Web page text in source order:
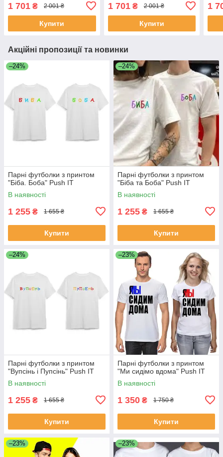
1 701 ₴ 2 001 ₴
Купити
1 701₴ 2 001 ₴
Купити
1
Акційні пропозиції та новинки
–24%
Парні футболки з принтом
"Біба. Боба" Push IT
В наявності
1 255 ₴ 1 655 ₴
Купити
–24%
Парні футболки з принтом
"Біба та Боба" Push IT
В наявності
1 255 ₴ 1 655 ₴
Купити
–24%
Парні футболки з принтом
"Вупсінь і Пупсінь" Push IT
В наявності
1 255 ₴ 1 655 ₴
Купити
–23%
Парні футболки з принтом
"Ми сидімо вдома" Push IT
В наявності
1 350 ₴ 1 750 ₴
Купити
–23% –23%